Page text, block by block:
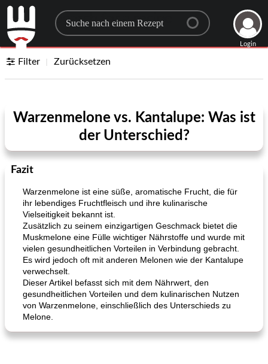
Search for a recipe
Login
Filter Zurücksetzen
Warzenmelone vs. Kantalupe: Was ist
der Unterschied?
Fazit
Warzenmelone ist eine süße, aromatische Frucht, die für
ihr lebendiges Fruchtfleisch und ihre kulinarische
Vielseitigkeit bekannt ist.
Zusätzlich zu seinem einzigartigen Geschmack bietet die
Muskmelone eine Fülle wichtiger Nährstoffe und wurde mit
vielen gesundheitlichen Vorteilen in Verbindung gebracht.
Es wird jedoch oft mit anderen Melonen wie der Kantalupe
verwechselt.
Dieser Artikel befasst sich mit dem Nährwert, den
gesundheitlichen Vorteilen und dem kulinarischen Nutzen
von Warzenmelone, einschließlich des Unterschieds zu
Melone.